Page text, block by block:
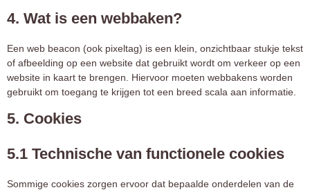
4. Wat is een webbaken?
Een web beacon (ook pixeltag) is een klein, onzichtbaar stukje tekst
of afbeelding op een website dat gebruikt wordt om verkeer op een
website in kaart te brengen. Hiervoor moeten webbakens worden
gebruikt om toegang te krijgen tot een breed scala aan informatie.
5. Cookies
5.1 Technische van functionele cookies
Sommige cookies zorgen ervoor dat bepaalde onderdelen van de